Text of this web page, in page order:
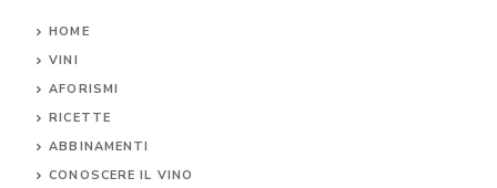
HOME
VINI
AFORISMI
RICETTE
ABBINAMENTI
CONOSCERE IL VINO